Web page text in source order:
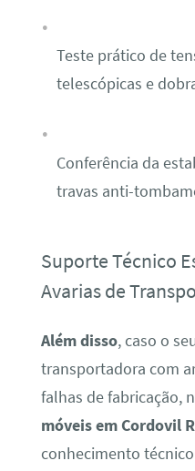
Teste prático de
telescópicas e
Conferência da
travas anti-
Suporte Técnico
Avarias de
Além disso, caso o
transportadora com
falhas de fabricação,
móveis em Cordovil
conhecimento